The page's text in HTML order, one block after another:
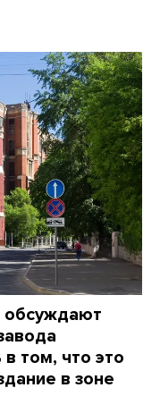
обсуждают
том, что это
в зоне